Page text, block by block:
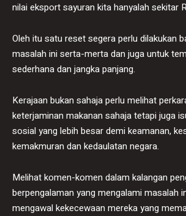
nilai eksport sayuran kita hanyalah sekitar
Oleh itu satu reset segera perlu dilakukan
masalah ini serta-merta dan juga untuk
sederhana dan jangka panjang.
Kerajaan bukan sahaja perlu melihat
keterjaminan makanan sahaja tetapi juga
sosial yang lebih besar demi keamanan,
kemakmuran dan kedaulatan negara.
Melihat komen-komen dalam kalangan
berpengalaman yang mengalami masalah
mengawal kekecewaan mereka yang